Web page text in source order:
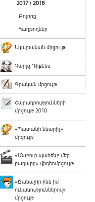
2017 / 2018
Բոլորը
Հաղթողներ
Նկարչական մրցույթ
Չարլզ Դիքենս
Գրական մրցույթ
Շարադրությունների
մրցույթ 2010
«Պատանի նկարիչ»
մրցույթ
«Մաքուր պահենք մեր
քաղաքը» վիդեոմրցույթ
«Ճանաչի՛ր ինձ իմ
ունակություններով»
մրցույթ